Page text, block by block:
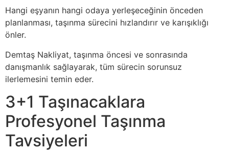
Hangi eşyanın hangi odaya yerleşeceğinin önceden
planlanması, taşınma sürecini hızlandırır ve karışıklığı
önler.
Demtaş Nakliyat, taşınma öncesi ve sonrasında
danışmanlık sağlayarak, tüm sürecin sorunsuz
ilerlemesini temin eder.
3+1 Taşınacaklara
Profesyonel Taşınma
Tavsiyeleri